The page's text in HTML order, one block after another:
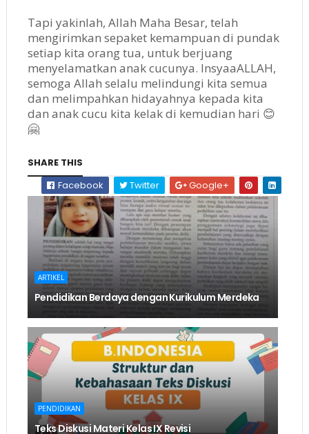
Tapi yakinlah, Allah Maha Besar, telah
mengirimkan sepaket kemampuan di pundak
setiap kita orang tua, untuk berjuang
menyelamatkan anak cucunya. InsyaaALLAH,
semoga Allah selalu melindungi kita semua
dan melimpahkan hidayahnya kepada kita
dan anak cucu kita kelak di kemudian hari 😊
🤗
SHARE THIS
Facebook
Twitter Google+
ARTIKEL
Pendidikan Berdaya dengan Kurikulum Merdeka
PENDIDIKAN
Teks Diskusi Materi Kelas IX Revisi